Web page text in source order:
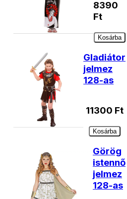
8390
Ft
Kosárba
Gladiátor
jelmez
128-as
11300 Ft
Kosárba
Görög
istennő
jelmez
128-as